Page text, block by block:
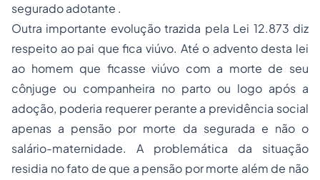
segurado adotante .
Outra importante evolução trazida pela Lei 12.873 diz
respeito ao pai que fica viúvo. Até o advento desta lei
ao homem que ficasse viúvo com a morte de seu
cônjuge ou companheira no parto ou logo após a
adoção, poderia requerer perante a previdência social
apenas a pensão por morte da segurada e não o
salário-maternidade. A problemática da situação
residia no fato de que a pensão por morte além de não